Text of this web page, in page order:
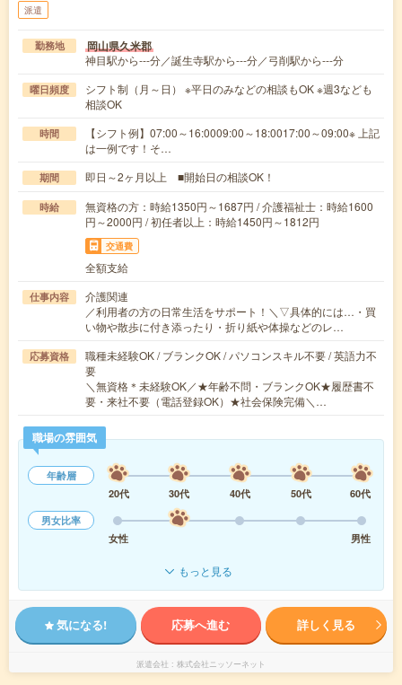
派遣
勤務地 岡山県久米郡
神目駅から---分／誕生寺駅から---分／弓削駅から---分
曜日頻度
シフト制（月～日） ※平日のみなどの相談もOK ※週3なども
相談OK
時間
【シフト例】07:00～16:0009:00～18:0017:00～09:00※ 上記
は一例です！そ…
期間 即日～2ヶ月以上 ■開始日の相談OK！
時給
無資格の方：時給1350円～1687円 / 介護福祉士：時給1600
円～2000円 / 初任者以上：時給1450円～1812円
交通費
全額支給
仕事内容
介護関連
／利用者の方の日常生活をサポート！＼▽具体的には…・買
い物や散歩に付き添ったり・折り紙や体操などのレ…
応募資格
職種未経験OK / ブランクOK / パソコンスキル不要 / 英語力不
要
＼無資格＊未経験OK／★年齢不問・ブランクOK★履歴書不
要・来社不要（電話登録OK）★社会保険完備＼…
職場の雰囲気
年齢層
20代
30代 40代 50代
60代
男女比率
女性
男性
もっと見る
気になる! 応募へ進む 詳しく見る
派遣会社 株式会社ニッソーネット